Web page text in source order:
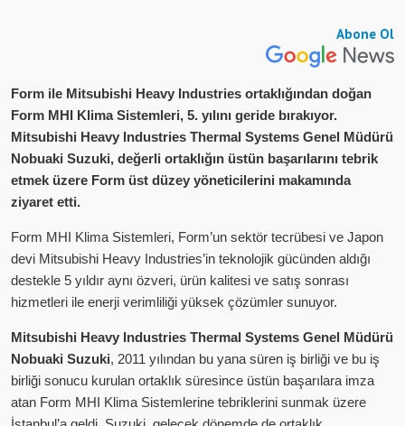
Abone Ol
Form ile Mitsubishi Heavy Industries ortaklığından doğan
Form MHI Klima Sistemleri, 5. yılını geride bırakıyor.
Mitsubishi Heavy Industries Thermal Systems Genel Müdürü
Nobuaki Suzuki, değerli ortaklığın üstün başarılarını tebrik
etmek üzere Form üst düzey yöneticilerini makamında
ziyaret etti.
Form MHI Klima Sistemleri, Form’un sektör tecrübesi ve Japon
devi Mitsubishi Heavy Industries’in teknolojik gücünden aldığı
destekle 5 yıldır aynı özveri, ürün kalitesi ve satış sonrası
hizmetleri ile enerji verimliliği yüksek çözümler sunuyor.
Mitsubishi Heavy Industries Thermal Systems Genel Müdürü
Nobuaki Suzuki, 2011 yılından bu yana süren iş birliği ve bu iş
birliği sonucu kurulan ortaklık süresince üstün başarılara imza
atan Form MHI Klima Sistemlerine tebriklerini sunmak üzere